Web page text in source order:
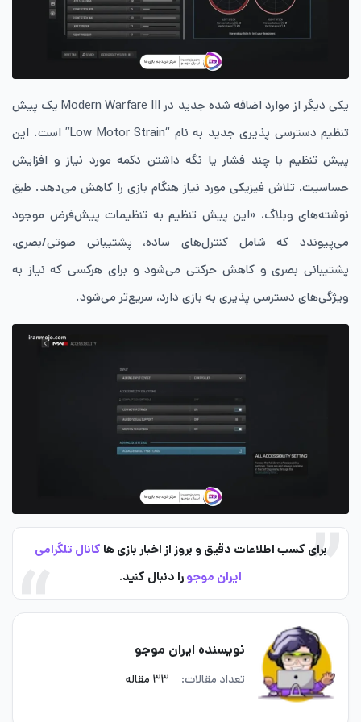
یکی دیگر از موارد اضافه شده جدید در Modern Warfare III یک پیش
تنظیم دسترسی پذیری جدید به نام “Low Motor Strain” است. این
پیش تنظیم با چند فشار یا نگه داشتن دکمه مورد نیاز و افزایش
حساسیت، تلاش فیزیکی مورد نیاز هنگام بازی را کاهش می‌دهد. طبق
نوشته‌های وبلاگ، «این پیش تنظیم به تنظیمات پیش‌فرض موجود
می‌پیوندد که شامل کنترل‌های ساده، پشتیبانی صوتی/بصری،
پشتیبانی بصری و کاهش حرکتی می‌شود و برای هرکسی که نیاز به
ویژگی‌های دسترسی پذیری به بازی دارد، سریع‌تر می‌شود.
برای کسب اطلاعات دقیق و بروز از اخبار بازی ها کانال تلگرامی
ایران موجورا دنبال کنید.
نویسنده ایران موجو
تعداد مقالات: ۳۳ مقاله